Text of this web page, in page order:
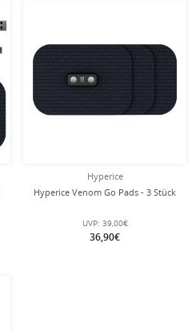
Hyperice
Hyperice Venom Go Pads - 3 Stück
UVP: 39,00€
36,90€